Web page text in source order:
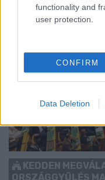
functionality and
user protection.
CONFIRM
Data Deletion
KEDDEN
ORSZÁGGYŰLÉS